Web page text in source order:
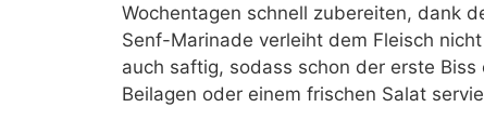
Wochentagen schnell zubereiten, dank
Senf-Marinade verleiht dem Fleisch
auch saftig, sodass schon der erste
Beilagen oder einem frischen Salat